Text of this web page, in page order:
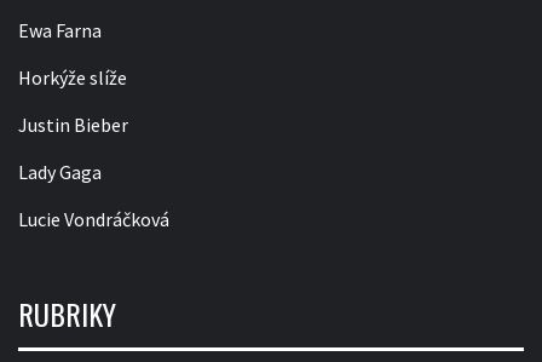
Ewa Farna
Horkýže slíže
Justin Bieber
Lady Gaga
Lucie Vondráčková
RUBRIKY